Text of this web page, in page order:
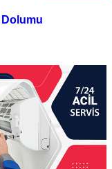
Dolumu